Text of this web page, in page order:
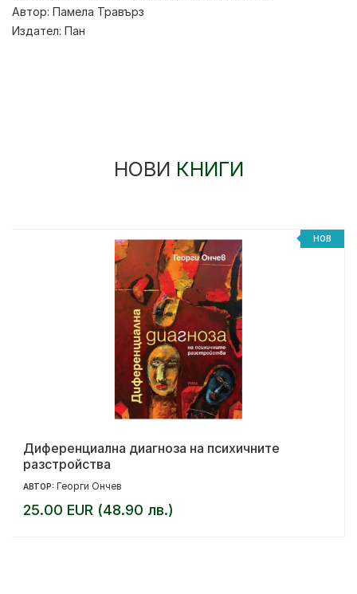
Автор: Памела Травърз
Издател: Пан
НОВИ КНИГИ
НОВ
Диференциална диагноза на психичните
разстройства
АВТОР: Георги Ончев
25.00 EUR (48.90 лв.)